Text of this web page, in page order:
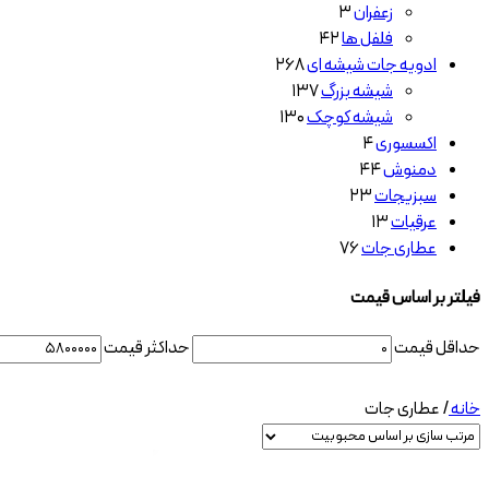
زعفران۳
فلفل ها۴۲
ادویه جات شیشه ای۲۶۸
شیشه بزرگ۱۳۷
شیشه کوچک۱۳۰
اکسسوری۴
دمنوش۴۴
سبزیجات۲۳
عرقیات۱۳
عطاری جات۷۶
فیلتر بر اساس قیمت
حداقل قیمت
حداكثر قيمت
خانه/عطاری جات